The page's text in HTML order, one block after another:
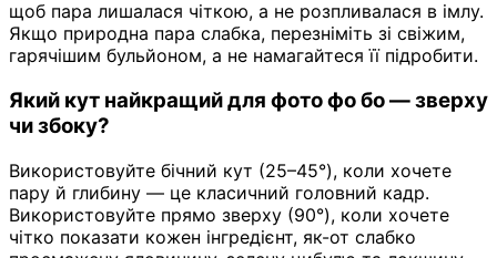
щоб пара лишалася чіткою, а не розпливалася в імлу.
Якщо природна пара слабка, перезніміть зі свіжим,
гарячішим бульйоном, а не намагайтеся її підробити.
Який кут найкращий для фото фо бо — зверху
чи збоку?
Використовуйте бічний кут (25–45°), коли хочете
пару й глибину — це класичний головний кадр.
Використовуйте прямо зверху (90°), коли хочете
чітко показати кожен інгредієнт, як-от слабко